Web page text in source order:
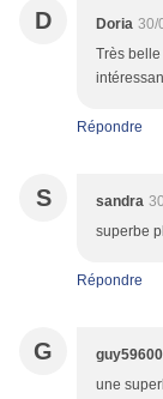
D Doria 30/
Très
Répondre
S sandra
superbe
Répondre
G guy59600
une